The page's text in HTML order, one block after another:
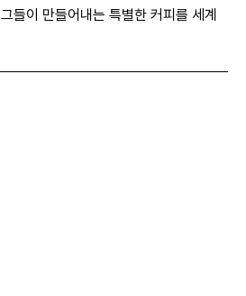
들이 만들어내는 특별한 커피를 세계